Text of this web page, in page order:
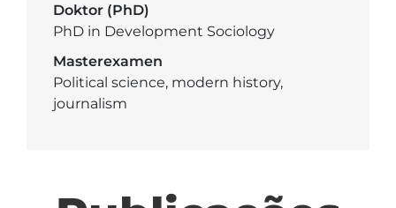
Doktor (PhD)
PhD in Development Sociology
Masterexamen
Political science, modern history,
journalism